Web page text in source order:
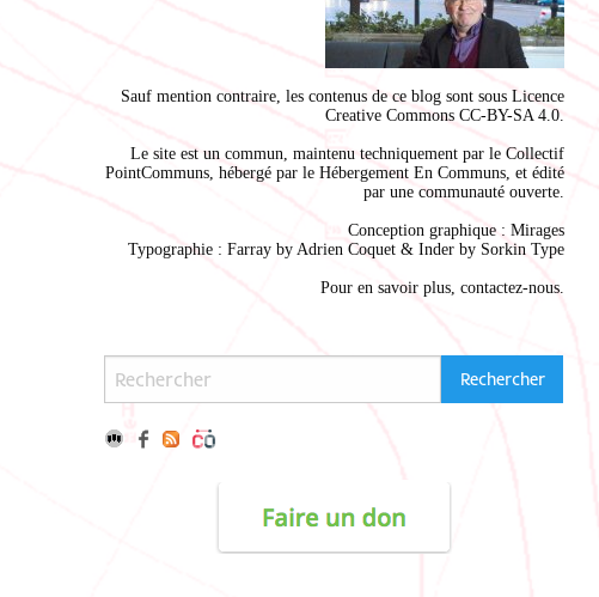
Sauf mention contraire, les contenus de ce blog sont sous Licence
Creative Commons CC-BY-SA 4.0.
Le site est un commun, maintenu techniquement par le Collectif
PointCommuns, hébergé par le Hébergement En Communs, et édité
par une communauté ouverte.
Conception graphique : Mirages
Typographie : Farray by Adrien Coquet & Inder by Sorkin Type
Pour en savoir plus, contactez-nous.